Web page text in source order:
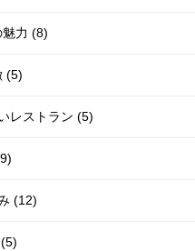
力 (8)
(5)
レストラン (5)
(12)